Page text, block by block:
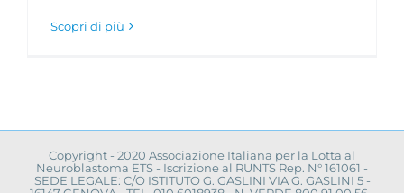
Scopri di più
Copyright - 2020 Associazione Italiana per la Lotta al
Neuroblastoma ETS - Iscrizione al RUNTS Rep. N° 161061 -
SEDE LEGALE: C/O ISTITUTO G. GASLINI VIA G. GASLINI 5 -